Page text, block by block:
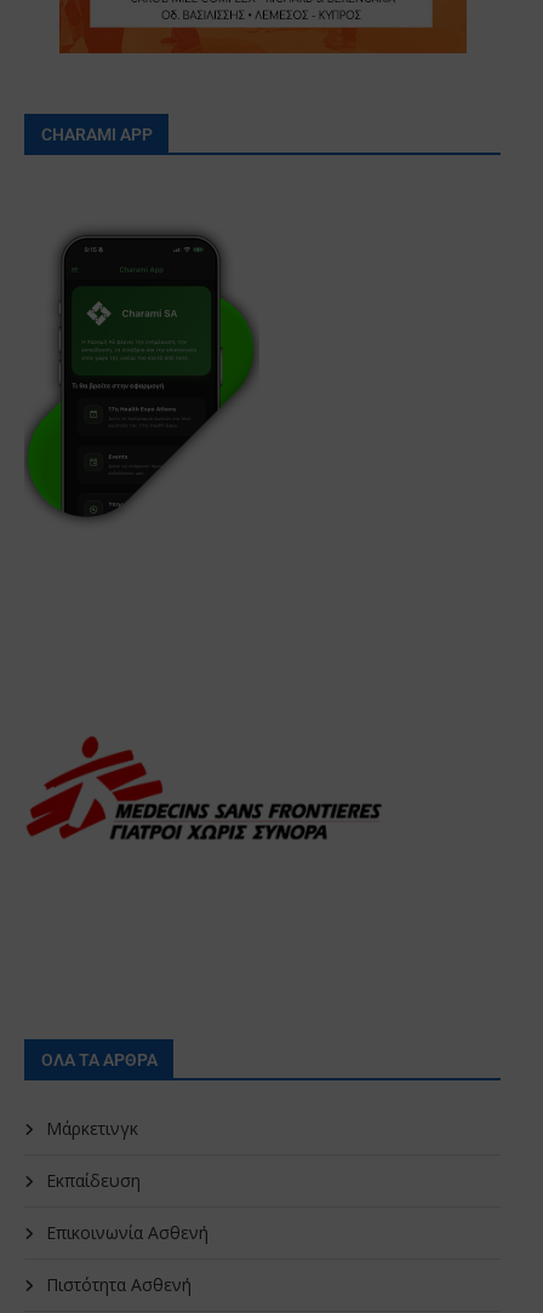
CHARAMI APP
ΟΛΑ ΤΑ ΑΡΘΡΑ
Μάρκετινγκ
Εκπαίδευση
Επικοινωνία Ασθενή
Πιστότητα Ασθενή